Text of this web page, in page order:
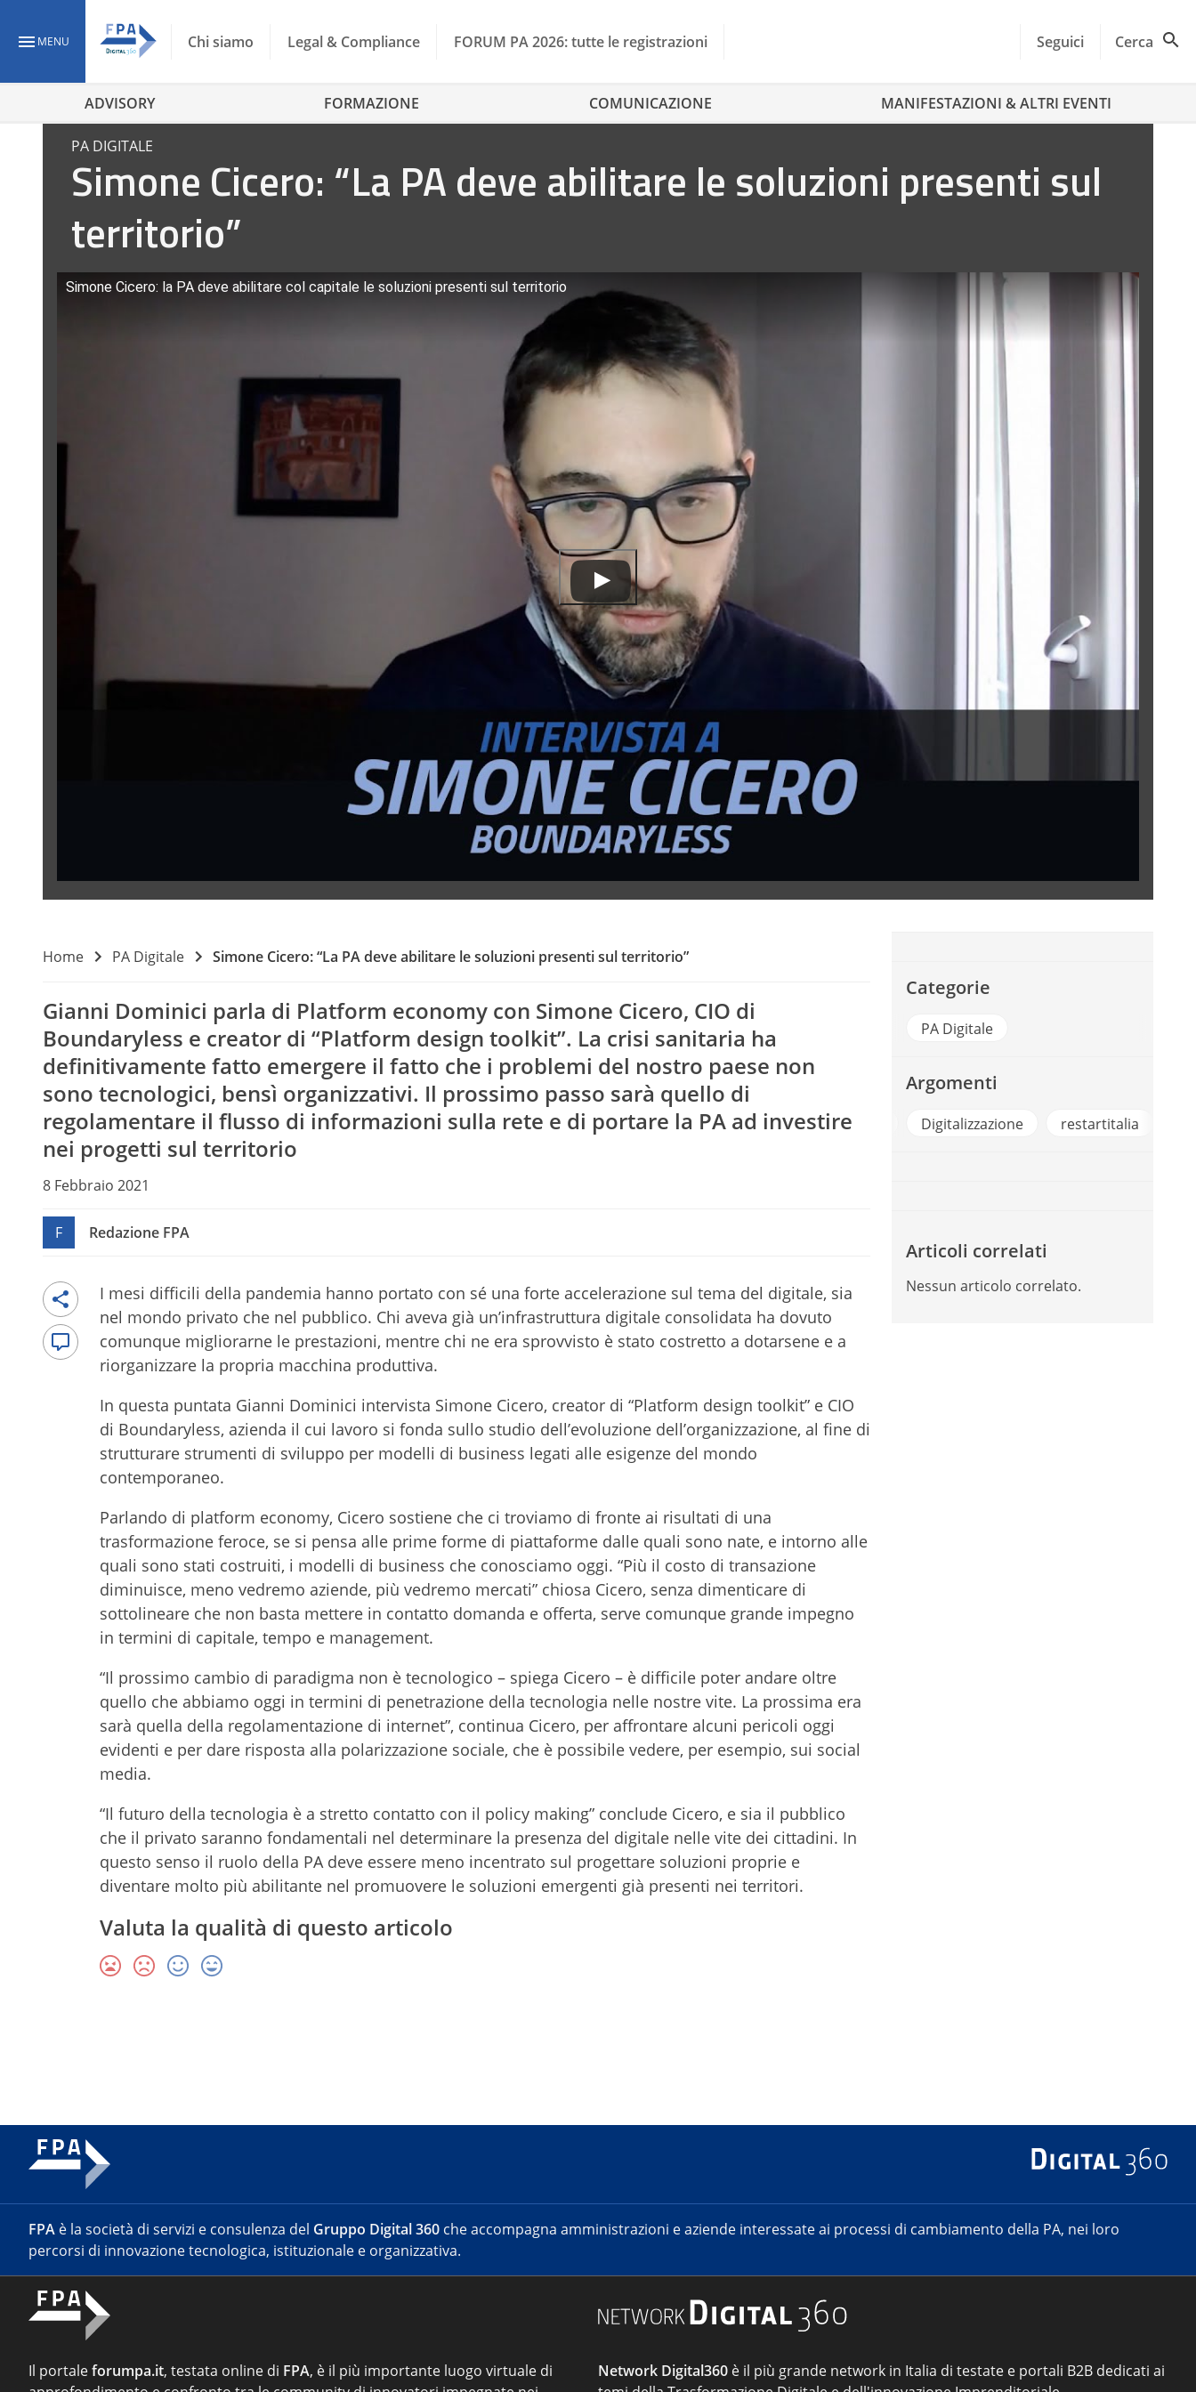
MENU Chi siamo Legal & Compliance FORUM PA 2026: tutte le registrazioni Seguici Cerca
ADVISORY FORMAZIONE COMUNICAZIONE MANIFESTAZIONI & ALTRI EVENTI
PA DIGITALE
Simone Cicero: “La PA deve abilitare le soluzioni presenti sul
territorio”
Simone Cicero: la PA deve abilitare col capitale le soluzioni presenti sul territorio
Home PA Digitale Simone Cicero: “La PA deve abilitare le soluzioni presenti sul territorio”
Gianni Dominici parla di Platform economy con Simone Cicero, CIO di
Boundaryless e creator di “Platform design toolkit”. La crisi sanitaria ha
definitivamente fatto emergere il fatto che i problemi del nostro paese non
sono tecnologici, bensì organizzativi. Il prossimo passo sarà quello di
regolamentare il flusso di informazioni sulla rete e di portare la PA ad investire
nei progetti sul territorio
8 Febbraio 2021
F Redazione FPA
I mesi difficili della pandemia hanno portato con sé una forte accelerazione sul tema del digitale, sia
nel mondo privato che nel pubblico. Chi aveva già un’infrastruttura digitale consolidata ha dovuto
comunque migliorarne le prestazioni, mentre chi ne era sprovvisto è stato costretto a dotarsene e a
riorganizzare la propria macchina produttiva.
In questa puntata Gianni Dominici intervista Simone Cicero, creator di “Platform design toolkit” e CIO
di Boundaryless, azienda il cui lavoro si fonda sullo studio dell’evoluzione dell’organizzazione, al fine di
strutturare strumenti di sviluppo per modelli di business legati alle esigenze del mondo
contemporaneo.
Parlando di platform economy, Cicero sostiene che ci troviamo di fronte ai risultati di una
trasformazione feroce, se si pensa alle prime forme di piattaforme dalle quali sono nate, e intorno alle
quali sono stati costruiti, i modelli di business che conosciamo oggi. “Più il costo di transazione
diminuisce, meno vedremo aziende, più vedremo mercati” chiosa Cicero, senza dimenticare di
sottolineare che non basta mettere in contatto domanda e offerta, serve comunque grande impegno
in termini di capitale, tempo e management.
“Il prossimo cambio di paradigma non è tecnologico – spiega Cicero – è difficile poter andare oltre
quello che abbiamo oggi in termini di penetrazione della tecnologia nelle nostre vite. La prossima era
sarà quella della regolamentazione di internet”, continua Cicero, per affrontare alcuni pericoli oggi
evidenti e per dare risposta alla polarizzazione sociale, che è possibile vedere, per esempio, sui social
media.
“Il futuro della tecnologia è a stretto contatto con il policy making” conclude Cicero, e sia il pubblico
che il privato saranno fondamentali nel determinare la presenza del digitale nelle vite dei cittadini. In
questo senso il ruolo della PA deve essere meno incentrato sul progettare soluzioni proprie e
diventare molto più abilitante nel promuovere le soluzioni emergenti già presenti nei territori.
Valuta la qualità di questo articolo
Categorie
PA Digitale
Argomenti
#RestartItalia Digitalizzazione restartitalia
Articoli correlati
Nessun articolo correlato.
FPA è la società di servizi e consulenza del Gruppo Digital 360 che accompagna amministrazioni e aziende interessate ai processi di cambiamento della PA, nei loro
percorsi di innovazione tecnologica, istituzionale e organizzativa.
Il portaleforumpa.it, testata online di FPA, è il più importante luogo virtuale di
Network Digital360 è il più grande network in Italia di testate e portali B2B dedicati ai